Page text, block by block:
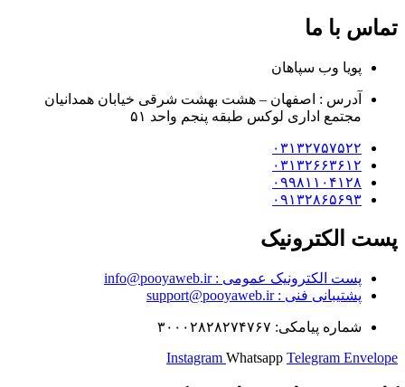
تماس با ما
پویا وب سپاهان
آدرس : اصفهان – هشت بهشت شرقی خیابان همدانیان
مجتمع اداری لوکس طبقه پنجم واحد ۵۱
۰۳۱۳۲۷۵۷۵۲۲
۰۳۱۳۲۶۶۳۶۱۲
۰۹۹۸۱۱۰۴۱۲۸
۰۹۱۳۲۸۶۵۶۹۳
پست الکترونیک
پست الکترونیک عمومی : info@pooyaweb.ir
پشتیبانی فنی : support@pooyaweb.ir
شماره پیامکی: ۳۰۰۰۲۸۲۸۲۷۴۷۶۷
Instagram Whatsapp Telegram Envelope